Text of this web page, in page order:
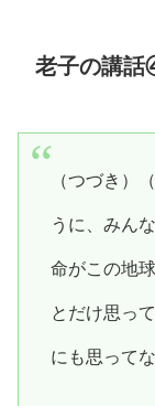
老子の講話
（つづき）
うに、みん
命がこの地
とだけ思っ
にも思って